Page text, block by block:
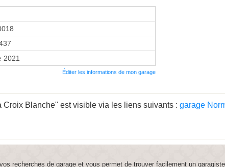
2021
Éditer les informations de mon garage
Blanche" est visible via les liens suivants : garage
recherches de garage et vous permet de trouver facilement un